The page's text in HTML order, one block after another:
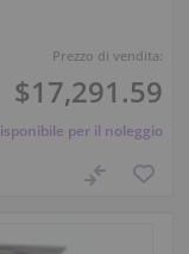
Prezzo di vendita:
$17,291.59
per il noleggio